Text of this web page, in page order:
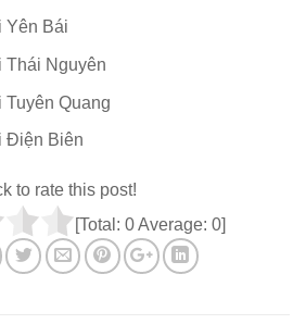
Yên Bái
Thái Nguyên
Tuyên Quang
Điện Biên
to rate this post!
[Total: 0Average: 0]